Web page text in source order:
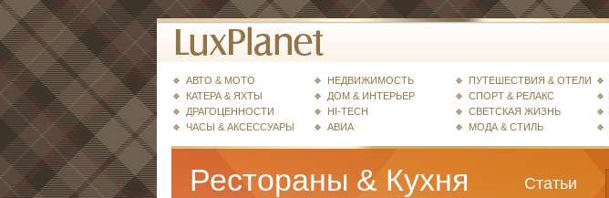
АВТО & МОТО
КАТЕРА & ЯХТЫ
ДРАГОЦЕННОСТИ
ЧАСЫ & АКСЕССУАРЫ
НЕДВИЖИМОСТЬ
ДОМ & ИНТЕРЬЕР
HI-TECH
АВИА
ПУТЕШЕСТВИЯ & ОТЕЛИ
СПОРТ & РЕЛАКС
СВЕТСКАЯ ЖИЗНЬ
МОДА & СТИЛЬ
Рестораны & Кухня Статьи